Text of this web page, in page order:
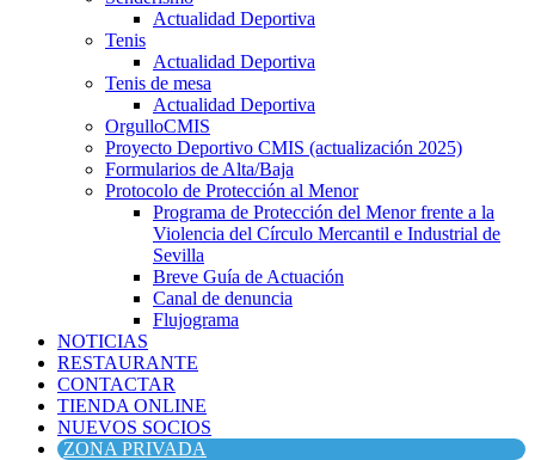
Actualidad Deportiva
Tenis
Actualidad Deportiva
Tenis de mesa
Actualidad Deportiva
OrgulloCMIS
Proyecto Deportivo CMIS (actualización 2025)
Formularios de Alta/Baja
Protocolo de Protección al Menor
Programa de Protección del Menor frente a la
Violencia del Círculo Mercantil e Industrial de
Sevilla
Breve Guía de Actuación
Canal de denuncia
Flujograma
NOTICIAS
RESTAURANTE
CONTACTAR
TIENDA ONLINE
NUEVOS SOCIOS
ZONA PRIVADA